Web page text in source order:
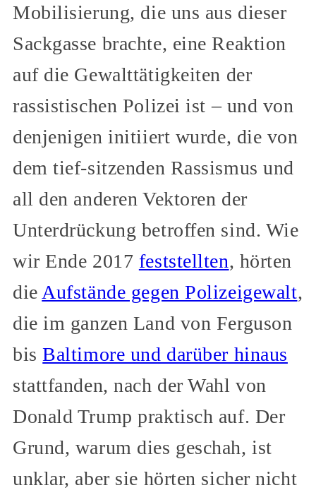
Mobilisierung, die uns aus dieser
Sackgasse brachte, eine Reaktion
auf die Gewalttätigkeiten der
rassistischen Polizei ist – und von
denjenigen initiiert wurde, die von
dem tief-sitzenden Rassismus und
all den anderen Vektoren der
Unterdrückung betroffen sind. Wie
wir Ende 2017 feststellten, hörten
die Aufstände gegen Polizeigewalt,
die im ganzen Land von Ferguson
bisBaltimore und darüber hinaus
stattfanden, nach der Wahl von
Donald Trump praktisch auf. Der
Grund, warum dies geschah, ist
unklar, aber sie hörten sicher nicht